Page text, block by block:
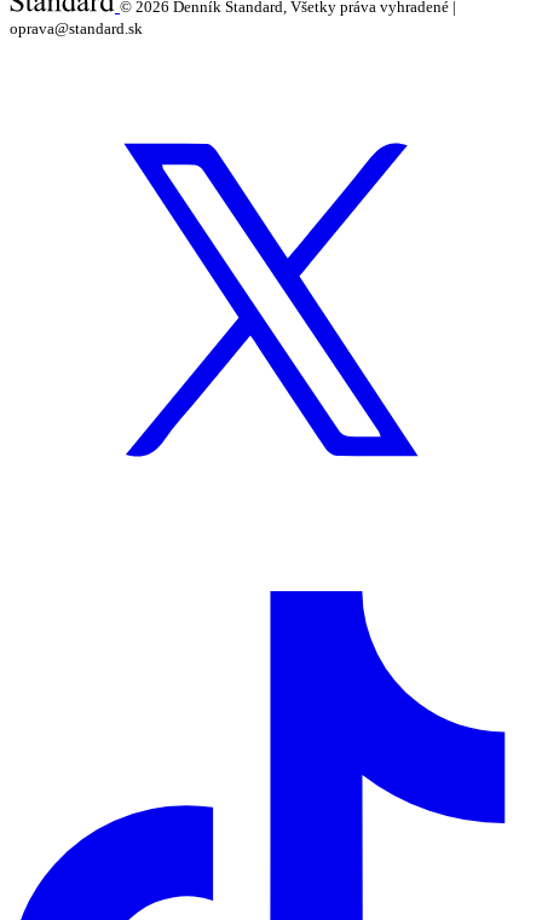
© 2026 Denník Štandard, Všetky práva vyhradené |
oprava@standard.sk